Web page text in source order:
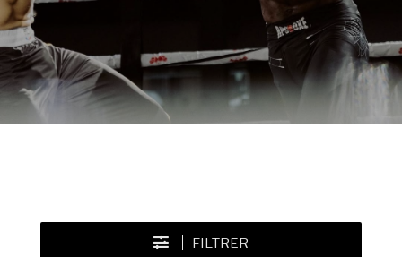
FILTRER